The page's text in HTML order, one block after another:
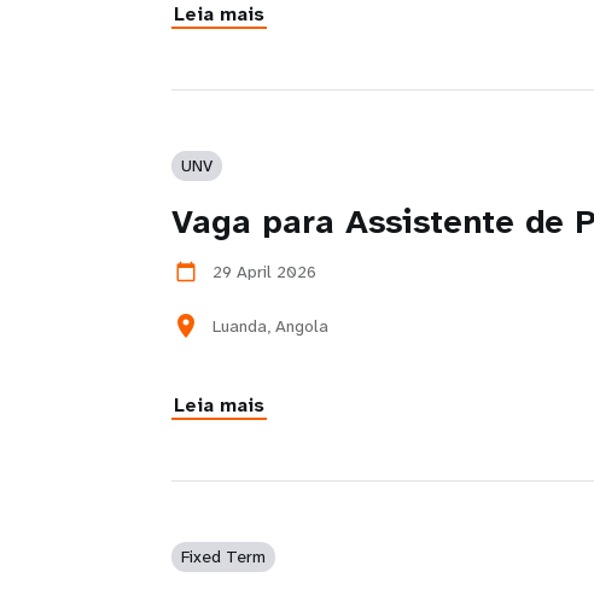
Leia mais
UNV
Vaga para Assistente de
calendar_today 29 April 2026
location_on Luanda, Angola
Leia mais
Fixed Term